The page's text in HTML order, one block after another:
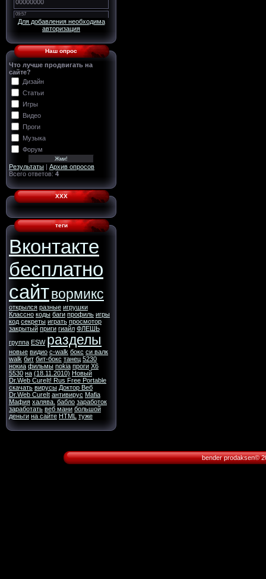
Для добавления необходима
авторизация
Наш опрос
Что лучше продвигать на
сайте?
Дизайн
Статьи
Игры
Видео
Проги
Музыка
Форум
Результаты | Архив опросов
Всего ответов: 4
ХХХ
теги
Вконтакте
бесплатно
сайтвормикс
открылся разные игрушки
Классно коды баги профиль игры
код секреты играть просмотор
закрытый приги гиайл ФЛЕШЬ
группа ESW разделы
новые видио c-walk бокс си валк
walk бит бит-бокс танец 5230
нокиа фильмы nokia проги X6
5530 на (18.11.2010) Новый
Dr.Web CureIt! Rus Free Portable
скачать вирусы Доктор Веб
Dr.Web CureIt антивирус Mafia
Мафия халява. бабло заработок
заработать веб мани большой
деньги на сайте HTML туже
bender prodaksen©